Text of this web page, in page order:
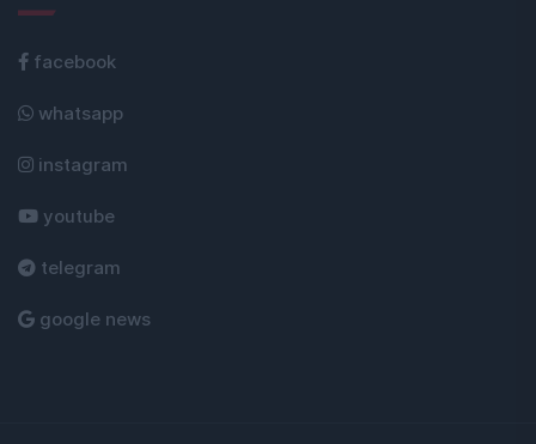
facebook
whatsapp
instagram
youtube
telegram
google news